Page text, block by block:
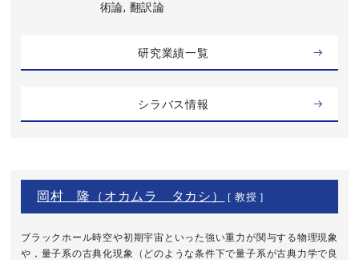
術論, 翻訳論
研究業績一覧
シラバス情報
岡村 隆（オカムラ タカシ） [ 教授 ]
ブラックホール時空や初期宇宙といった強い重力が関与する物理現象
や，量子系の古典化現象（どのような条件下で量子系が古典力学で良